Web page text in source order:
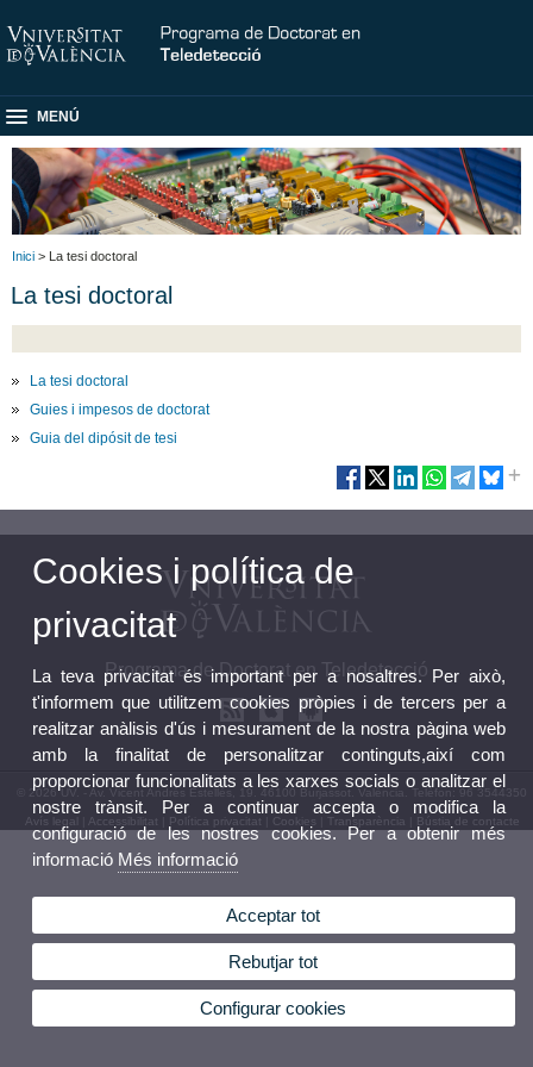
MENÚ
Inici > La tesi doctoral
La tesi doctoral
La tesi doctoral
Guies i impesos de doctorat
Guia del dipósit de tesi
Programa de Doctorat en Teledetecció
© 2026 UV. - Av. Vicent Andrés Estellés, 19. 46100 Burjassot. València. Telèfon: 96 3544350
Avís legal Accessibilitat Política privacitat Cookies Transparència Bústia de contacte
Cookies i política de
privacitat
La teva privacitat és important per a nosaltres. Per això,
t'informem que utilitzem cookies pròpies i de tercers per a
realitzar anàlisis d'ús i mesurament de la nostra pàgina web
amb la finalitat de personalitzar continguts,així com
proporcionar funcionalitats a les xarxes socials o analitzar el
nostre trànsit. Per a continuar accepta o modifica la
configuració de les nostres cookies. Per a obtenir més
informació Més informació
Acceptar tot
Rebutjar tot
Configurar cookies